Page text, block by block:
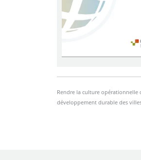
Rendre la culture opérationnelle
développement durable des